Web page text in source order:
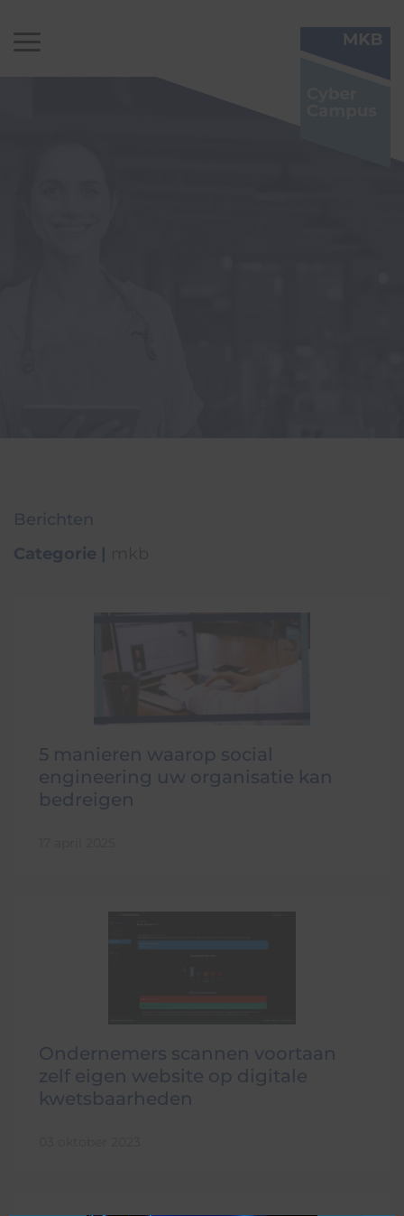
Berichten
Categorie
5 manieren waarop social
engineering uw organisatie kan
bedreigen
Ondernemers scannen voortaan
zelf eigen website op digitale
kwetsbaarheden